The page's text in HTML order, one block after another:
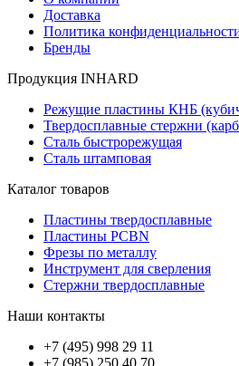
Доставка
Политика
Бренды
Продукция INHARD
Режущие пластины КНБ
Твердосплавные стержни
Сталь быстрорежущая
Сталь штамповая
Каталог товаров
Пластины твердосплавные
Пластины PCBN
Фрезы по металлу
Инструмент для сверления
Стержни твердосплавные
Наши контакты
+7 (495) 998 29 11